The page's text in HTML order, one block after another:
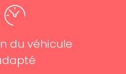
du véhicule